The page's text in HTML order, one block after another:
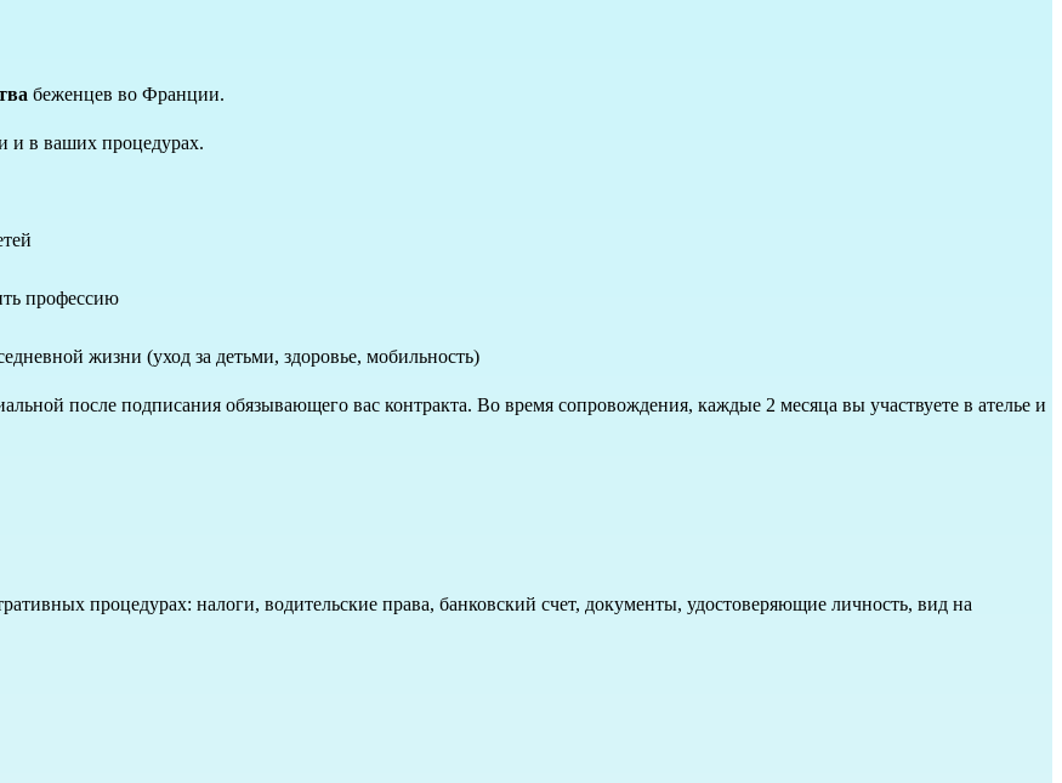
беженцев во Франции.
и в ваших процедурах.
профессию
жизни (уход за детьми, здоровье, мобильность)
после подписания обязывающего вас контракта. Во время сопровождения, каждые 2 месяца вы участвуете в ателье и
процедурах: налоги, водительские права, банковский счет, документы, удостоверяющие личность, вид на